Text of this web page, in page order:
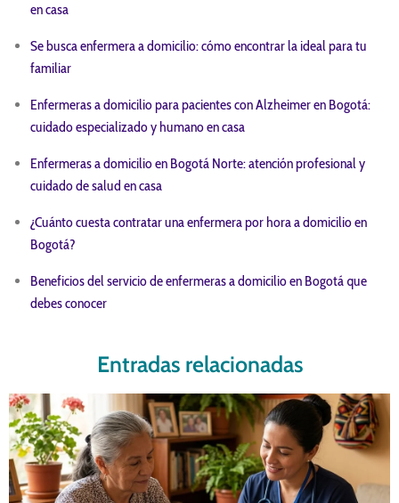
en casa
Se busca enfermera a domicilio: cómo encontrar la ideal para tu
familiar
Enfermeras a domicilio para pacientes con Alzheimer en Bogotá:
cuidado especializado y humano en casa
Enfermeras a domicilio en Bogotá Norte: atención profesional y
cuidado de salud en casa
¿Cuánto cuesta contratar una enfermera por hora a domicilio en
Bogotá?
Beneficios del servicio de enfermeras a domicilio en Bogotá que
debes conocer
Entradas relacionadas